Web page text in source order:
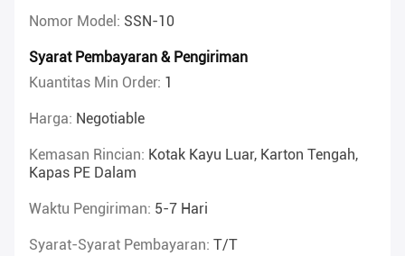
Nomor Model: SSN-10
Syarat Pembayaran & Pengiriman
Kuantitas Min Order: 1
Harga: Negotiable
Kemasan Rincian: Kotak Kayu Luar, Karton Tengah,
Kapas PE Dalam
Waktu Pengiriman: 5-7 Hari
Syarat-Syarat Pembayaran: T/T